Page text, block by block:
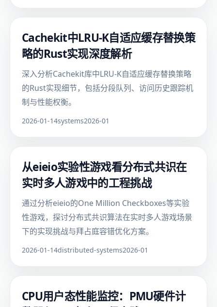
Cachekit中LRU-K自适应缓存替换策
略的Rust实现深度解析
深入分析Cachekit库中LRU-K自适应缓存替换策略
的Rust实现细节，包括分段队列、访问历史跟踪机
制与性能权衡。
2026-01-14systems2026-01
从eieio实验性游戏看分布式共识在
实时多人游戏中的工程挑战
通过分析eieio的One Million Checkboxes等实验
性游戏，探讨分布式共识算法在实时多人游戏场景
下的实现挑战与拜占庭容错优化方案。
2026-01-14distributed-systems2026-01
CPU用户态性能监控：PMU硬件计